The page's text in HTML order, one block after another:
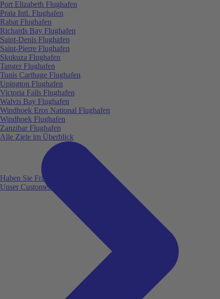
Haben Sie Fragen?
Unser Customer Service ist für Sie da!
Port Elizabeth Flughafen
Praia Intl. Flughafen
Rabat Flughafen
Richards Bay Flughafen
Saint-Denis Flughafen
Saint-Pierre Flughafen
Skukuza Flughafen
Tanger Flughafen
Tunis Carthage Flughafen
Upington Flughafen
Victoria Falls Flughafen
Walvis Bay Flughafen
Windhoek Eros National Flughafen
Windhoek Flughafen
Zanzibar Flughafen
Alle Ziele im Überblick